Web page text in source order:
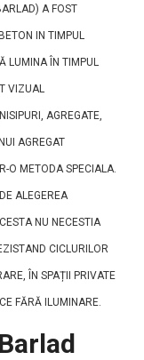
A FOST
IN TIMPUL
LUMINA ÎN TIMPUL
VIZUAL
AGREGATE,
AGREGAT
O METODA SPECIALA.
ALEGEREA
NU NECESTIA
CICLURILOR
ÎN SPAȚII PRIVATE
FĂRĂ ILUMINARE.